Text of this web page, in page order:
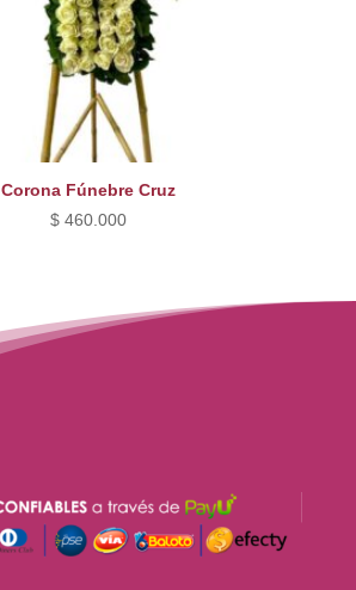
Corona Fúnebre Cruz
$460.000